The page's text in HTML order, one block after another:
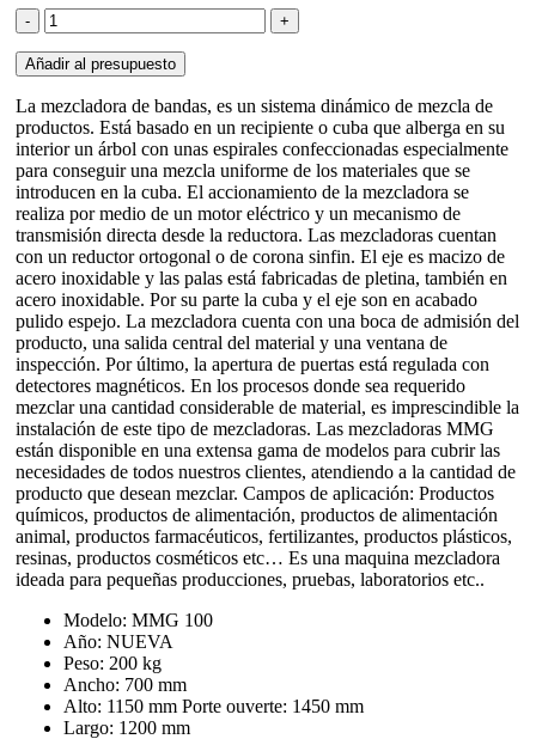
Mezcladora
de
bandas
horizontal
en
acero
inoxidable
con
capacidad
de
100
litros
cantidad
Añadir al presupuesto
La mezcladora de bandas, es un sistema dinámico de mezcla de
productos. Está basado en un recipiente o cuba que alberga en su
interior un árbol con unas espirales confeccionadas especialmente
para conseguir una mezcla uniforme de los materiales que se
introducen en la cuba. El accionamiento de la mezcladora se
realiza por medio de un motor eléctrico y un mecanismo de
transmisión directa desde la reductora. Las mezcladoras cuentan
con un reductor ortogonal o de corona sinfin. El eje es macizo de
acero inoxidable y las palas está fabricadas de pletina, también en
acero inoxidable. Por su parte la cuba y el eje son en acabado
pulido espejo. La mezcladora cuenta con una boca de admisión del
producto, una salida central del material y una ventana de
inspección. Por último, la apertura de puertas está regulada con
detectores magnéticos. En los procesos donde sea requerido
mezclar una cantidad considerable de material, es imprescindible la
instalación de este tipo de mezcladoras. Las mezcladoras MMG
están disponible en una extensa gama de modelos para cubrir las
necesidades de todos nuestros clientes, atendiendo a la cantidad de
producto que desean mezclar. Campos de aplicación: Productos
químicos, productos de alimentación, productos de alimentación
animal, productos farmacéuticos, fertilizantes, productos plásticos,
resinas, productos cosméticos etc… Es una maquina mezcladora
ideada para pequeñas producciones, pruebas, laboratorios etc..
Modelo: MMG 100
Año: NUEVA
Peso: 200 kg
Ancho: 700 mm
Alto: 1150 mm Porte ouverte: 1450 mm
Largo: 1200 mm